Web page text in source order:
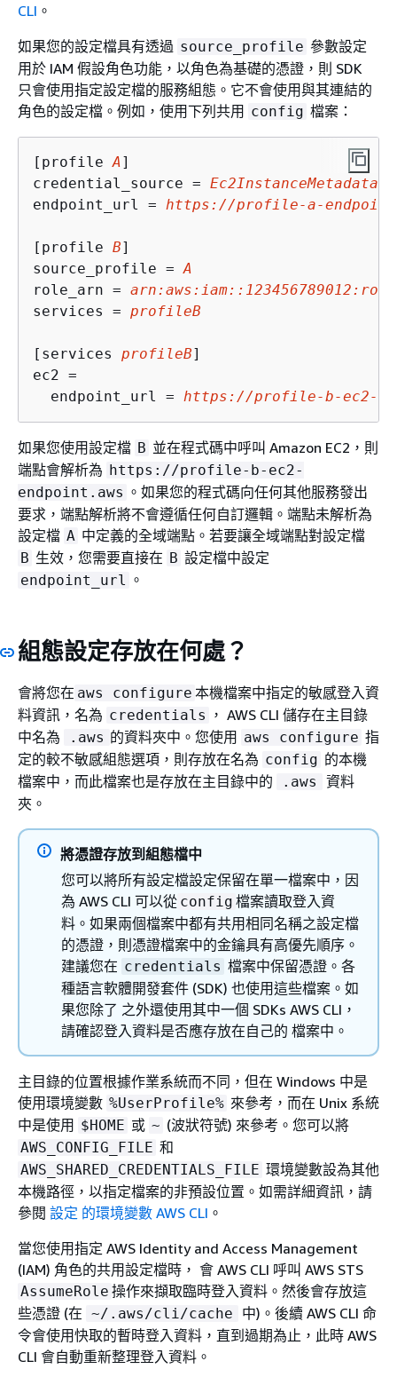
CLI 。
如果您的設定檔具有透過 source_profile 參數設定
用於 IAM 假設角色功能，以角色為基礎的憑證，則 SDK
只會使用指定設定檔的服務組態。它不會使用與其連結的
角色的設定檔。例如，使用下列共用 config 檔案：
[profile A ]
credential_source = Ec2InstanceMetadata
endpoint_url = https://profile-a-
[profile B]
source_profile = A
role_arn =
services = profileB
[services profileB]
ec2 =
  endpoint_url =
https://profile-b-ec2-
如果您使用設定檔 B 並在程式碼中呼叫 Amazon EC2，則
端點會解析為 https://profile-b-ec2-
endpoint.aws 。如果您的程式碼向任何其他服務發出
要求，端點解析將不會遵循任何自訂邏輯。端點未解析為
設定檔 A 中定義的全域端點。若要讓全域端點對設定檔
B 生效，您需要直接在 B 設定檔中設定
endpoint_url 。
組態設定存放在何處？
會將您在 aws configure 本機檔案中指定的敏感登入資
料資訊，名為 credentials ， AWS CLI 儲存在主目錄
中名為
.aws 的資料夾中。您使用 aws configure 指
定的較不敏感組態選項，則存放在名為 config 的本機
檔案中，而此檔案也是存放在主目錄中的
.aws
資料
夾。
將憑證存放到組態檔中
您可以將所有設定檔設定保留在單一檔案中，因
為 AWS CLI 可以從 config 檔案讀取登入資
料。如果兩個檔案中都有共用相同名稱之設定檔
的憑證，則憑證檔案中的金鑰具有高優先順序。
建議您在 credentials 檔案中保留憑證。各
種語言軟體開發套件 (SDK) 也使用這些檔案。如
果您除了 之外還使用其中一個 SDKs AWS CLI，
請確認登入資料是否應存放在自己的 檔案中。
主目錄的位置根據作業系統而不同，但在 Windows 中是
使用環境變數 %UserProfile% 來參考，而在 Unix 系統
中是使用 $HOME 或 ~ (波狀符號) 來參考。您可以將
AWS_CONFIG_FILE 和
AWS_SHARED_CREDENTIALS_FILE 環境變數設為其他
本機路徑，以指定檔案的非預設位置。如需詳細資訊，請
參閱 設定 的環境變數 AWS CLI 。
當您使用指定 AWS Identity and Access Management
(IAM) 角色的共用設定檔時， 會 AWS CLI 呼叫 AWS STS
AssumeRole 操作來擷取臨時登入資料。然後會存放這
些憑證 (在 ~/.aws/cli/cache
中)。後續 AWS CLI 命
令會使用快取的暫時登入資料，直到過期為止，此時 AWS
CLI 會自動重新整理登入資料。